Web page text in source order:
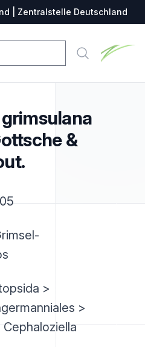
| Zentralstelle Deutschland
Suche
&
>
>